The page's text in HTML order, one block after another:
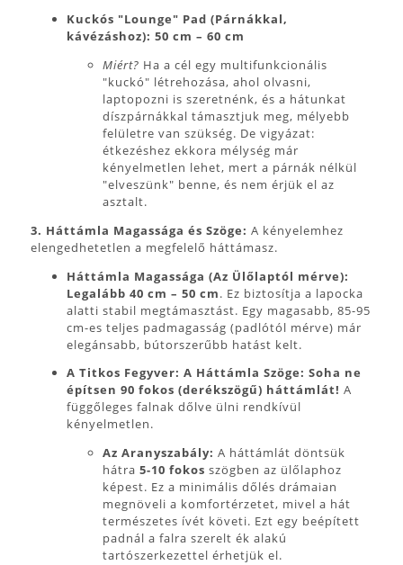
Kuckós "Lounge" Pad (Párnákkal,
kávézáshoz): 50 cm – 60 cm
Miért? Ha a cél egy multifunkcionális
"kuckó" létrehozása, ahol olvasni,
laptopozni is szeretnénk, és a hátunkat
díszpárnákkal támasztjuk meg, mélyebb
felületre van szükség. De vigyázat:
étkezéshez ekkora mélység már
kényelmetlen lehet, mert a párnák nélkül
"elveszünk" benne, és nem érjük el az
asztalt.
3. Háttámla Magassága és Szöge: A kényelemhez
elengedhetetlen a megfelelő háttámasz.
Háttámla Magassága (Az Ülőlaptól mérve):
Legalább 40 cm – 50 cm. Ez biztosítja a lapocka
alatti stabil megtámasztást. Egy magasabb, 85-95
cm-es teljes padmagasság (padlótól mérve) már
elegánsabb, bútorszerűbb hatást kelt.
A Titkos Fegyver: A Háttámla Szöge: Soha ne
építsen 90 fokos (derékszögű) háttámlát! A
függőleges falnak dőlve ülni rendkívül
kényelmetlen.
Az Aranyszabály: A háttámlát döntsük
hátra 5-10 fokos szögben az ülőlaphoz
képest. Ez a minimális dőlés drámaian
megnöveli a komfortérzetet, mivel a hát
természetes ívét követi. Ezt egy beépített
padnál a falra szerelt ék alakú
tartószerkezettel érhetjük el.